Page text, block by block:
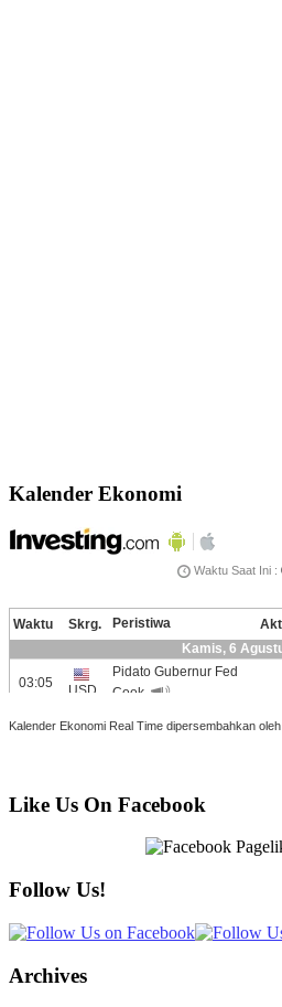
Kalender Ekonomi
Kalender Ekonomi Real Time dipersembahkan oleh
Like Us On Facebook
Follow Us!
Archives